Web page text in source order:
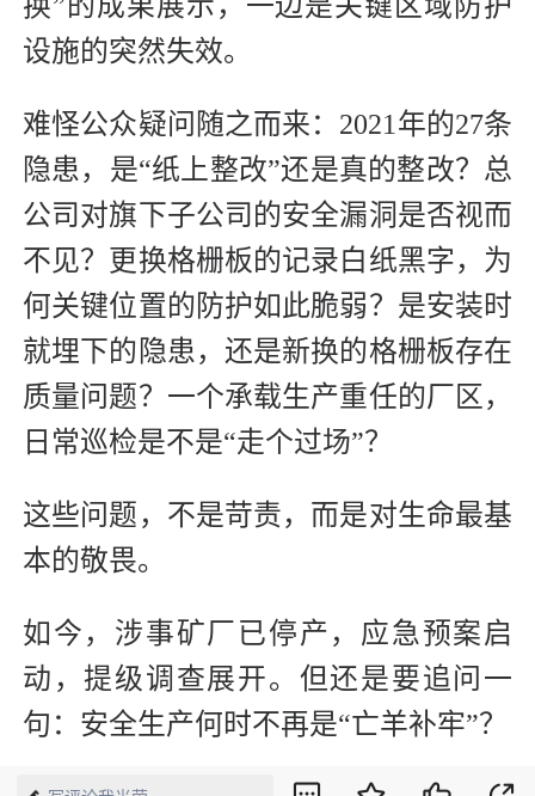
换”的成果展示，一边是关键区域防护
设施的突然失效。
难怪公众疑问随之而来：2021年的27条
隐患，是“纸上整改”还是真的整改？总
公司对旗下子公司的安全漏洞是否视而
不见？更换格栅板的记录白纸黑字，为
何关键位置的防护如此脆弱？是安装时
就埋下的隐患，还是新换的格栅板存在
质量问题？一个承载生产重任的厂区，
日常巡检是不是“走个过场”？
这些问题，不是苛责，而是对生命最基
本的敬畏。
如今，涉事矿厂已停产，应急预案启
动，提级调查展开。但还是要追问一
句：安全生产何时不再是“亡羊补牢”？